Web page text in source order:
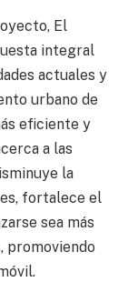
El
integral
actuales y
urbano de
eficiente y
a las
la
fortalece el
sea más
promoviendo